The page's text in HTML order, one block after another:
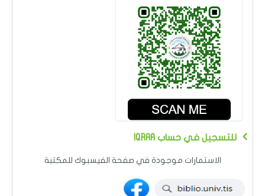
IQRAA للتسجيل في حساب
الاستمارات موجودة في صفحة الفيسبوك للمكتبة